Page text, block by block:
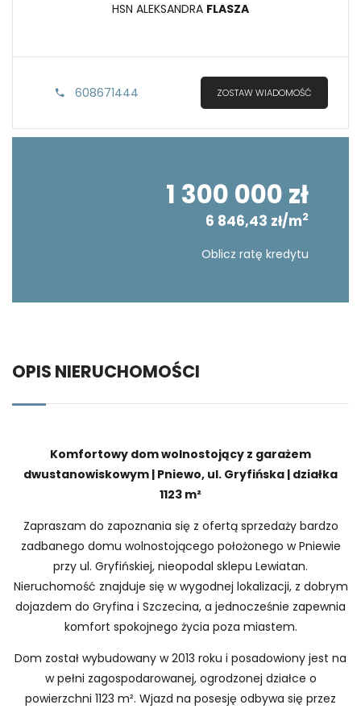
HSN ALEKSANDRA FLASZA
608671444 ZOSTAW WIADOMOŚĆ
1 300 000 zł
6 846,43 zł/m2
Oblicz ratę kredytu
OPIS NIERUCHOMOŚCI
Komfortowy dom wolnostojący z garażem
dwustanowiskowym | Pniewo, ul. Gryfińska | działka
1123 m²
Zapraszam do zapoznania się z ofertą sprzedaży bardzo
zadbanego domu wolnostojącego położonego w Pniewie
przy ul. Gryfińskiej, nieopodal sklepu Lewiatan.
Nieruchomość znajduje się w wygodnej lokalizacji, z dobrym
dojazdem do Gryfina i Szczecina, a jednocześnie zapewnia
komfort spokojnego życia poza miastem.
Dom został wybudowany w 2013 roku i posadowiony jest na
w pełni zagospodarowanej, ogrodzonej działce o
powierzchni 1123 m². Wjazd na posesję odbywa się przez